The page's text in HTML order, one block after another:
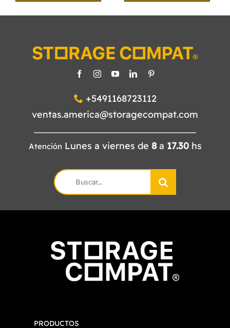
+5491168723112
ventas.america@storagecompat.com
Atención Lunes a viernes de 8a 17.30hs
Search
for:
PRODUCTOS